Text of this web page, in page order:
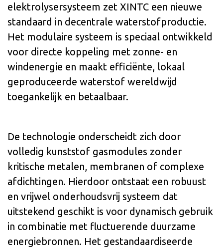
elektrolysersysteem zet XINTC een nieuwe
standaard in decentrale waterstofproductie.
Het modulaire systeem is speciaal ontwikkeld
voor directe koppeling met zonne- en
windenergie en maakt efficiënte, lokaal
geproduceerde waterstof wereldwijd
toegankelijk en betaalbaar.
De technologie onderscheidt zich door
volledig kunststof gasmodules zonder
kritische metalen, membranen of complexe
afdichtingen. Hierdoor ontstaat een robuust
en vrijwel onderhoudsvrij systeem dat
uitstekend geschikt is voor dynamisch gebruik
in combinatie met fluctuerende duurzame
energiebronnen. Het gestandaardiseerde